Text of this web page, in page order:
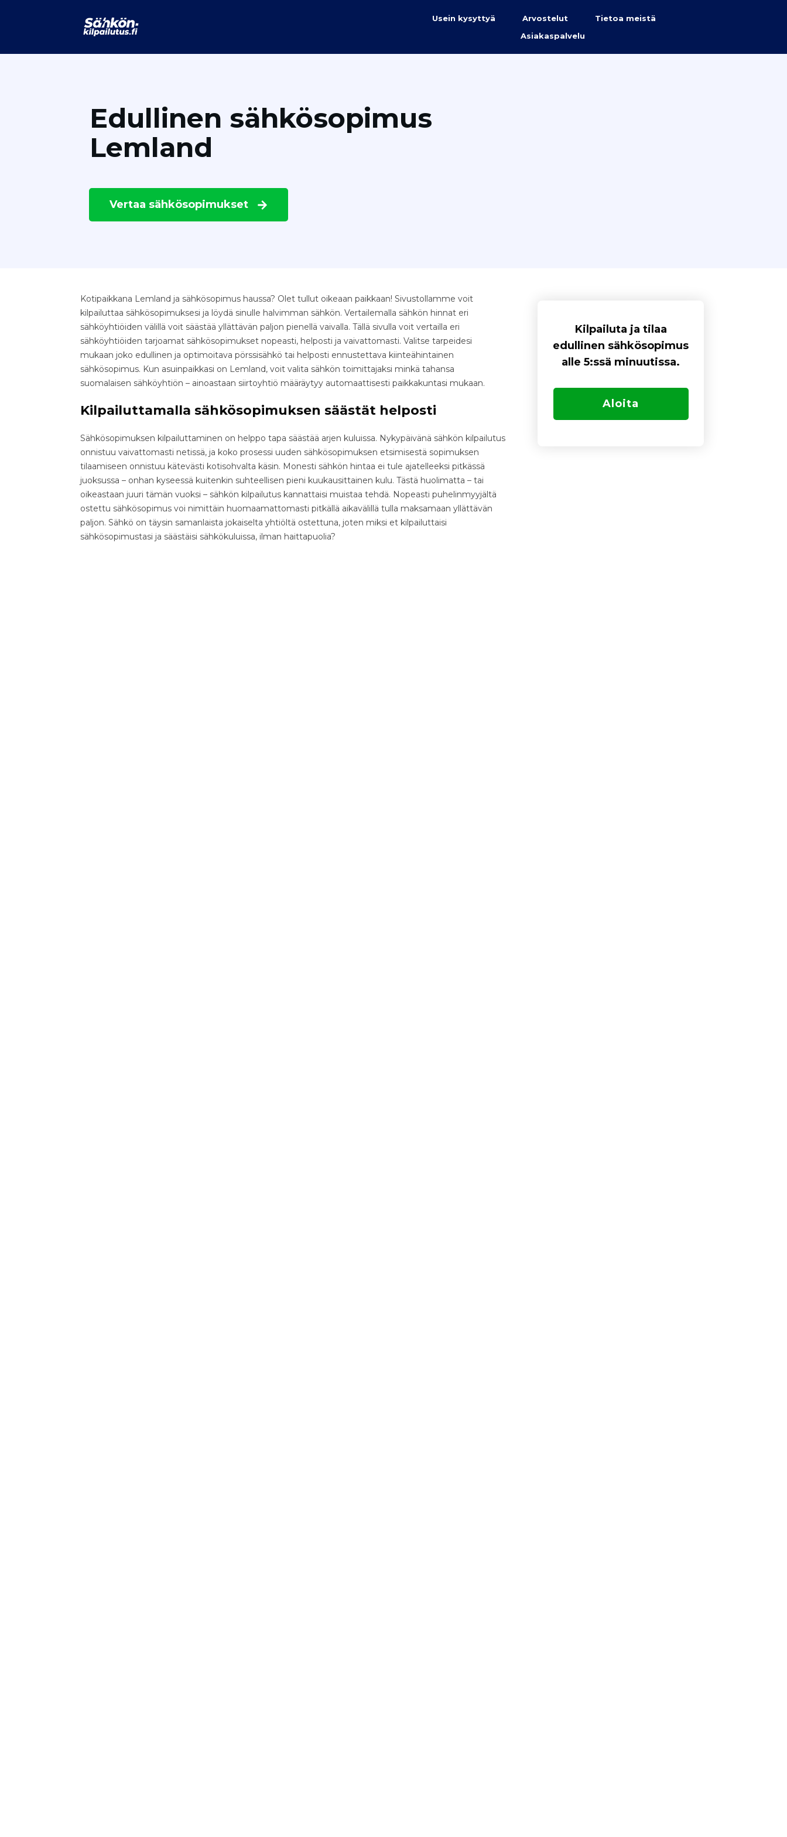
Usein kysyttyä Arvostelut
Tietoa meistä
Asiakaspalvelu
Edullinen sähkösopimus
Lemland
Vertaa sähkösopimukset
Kotipaikkana Lemland ja sähkösopimus haussa? Olet tullut oikeaan paikkaan! Sivustollamme voit
kilpailuttaa sähkösopimuksesi ja löydä sinulle halvimman sähkön. Vertailemalla sähkön hinnat eri
sähköyhtiöiden välillä voit säästää yllättävän paljon pienellä vaivalla. Tällä sivulla voit vertailla eri
sähköyhtiöiden tarjoamat sähkösopimukset nopeasti, helposti ja vaivattomasti. Valitse tarpeidesi
mukaan joko edullinen ja optimoitava pörssisähkö tai helposti ennustettava kiinteähintainen
sähkösopimus. Kun asuinpaikkasi on Lemland, voit valita sähkön toimittajaksi minkä tahansa
suomalaisen sähköyhtiön – ainoastaan siirtoyhtiö määräytyy automaattisesti paikkakuntasi mukaan.
Kilpailuttamalla sähkösopimuksen säästät helposti
Sähkösopimuksen kilpailuttaminen on helppo tapa säästää arjen kuluissa. Nykypäivänä sähkön kilpailutus
onnistuu vaivattomasti netissä, ja koko prosessi uuden sähkösopimuksen etsimisestä sopimuksen
tilaamiseen onnistuu kätevästi kotisohvalta käsin. Monesti sähkön hintaa ei tule ajatelleeksi pitkässä
juoksussa – onhan kyseessä kuitenkin suhteellisen pieni kuukausittainen kulu. Tästä huolimatta – tai
oikeastaan juuri tämän vuoksi – sähkön kilpailutus kannattaisi muistaa tehdä. Nopeasti puhelinmyyjältä
ostettu sähkösopimus voi nimittäin huomaamattomasti pitkällä aikavälillä tulla maksamaan yllättävän
paljon. Sähkö on täysin samanlaista jokaiselta yhtiöltä ostettuna, joten miksi et kilpailuttaisi
sähkösopimustasi ja säästäisi sähkökuluissa, ilman haittapuolia?
Kilpailuta ja tilaa
edullinen sähkösopimus
alle 5:ssä minuutissa.
Aloita